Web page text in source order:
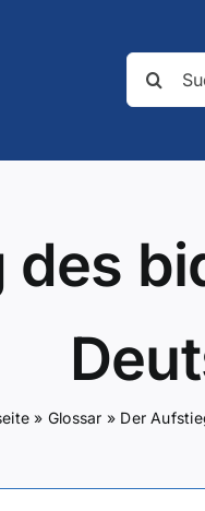
Suche
nach:
des
» Glossar » Der